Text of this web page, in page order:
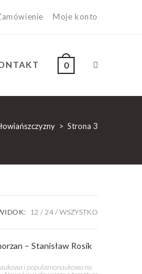
Moje konto
0
> Strona 3
12 24 WSZYSTKO
i popularnonaukowa na